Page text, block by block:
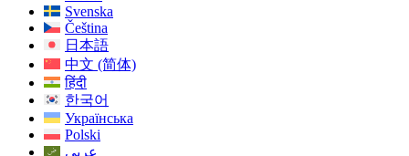
Svenska
Čeština
日本語
中文 (简体)
हिंदी
한국어
Українська
Polski
عربي